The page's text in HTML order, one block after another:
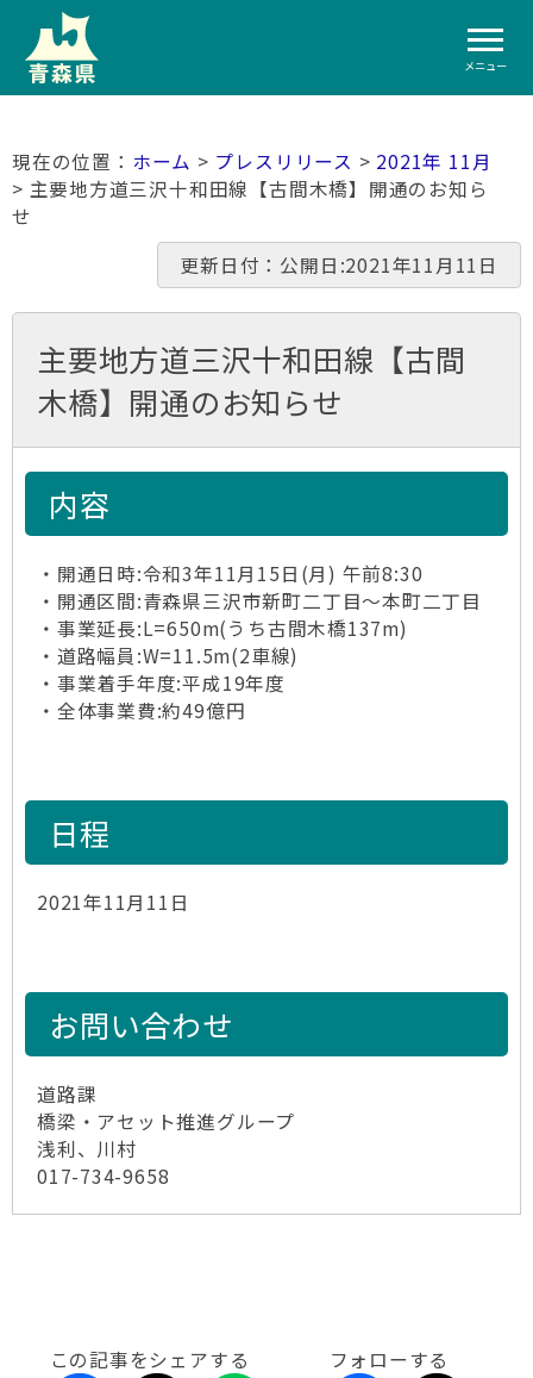
メニュー
ホーム > プレスリリース > 2021年 11月
> 主要地方道三沢十和田線【古間木橋】開通のお知ら
せ
更新日付：公開日:2021年11月11日
主要地方道三沢十和田線【古間
木橋】開通のお知らせ
内容
・開通日時:令和3年11月15日(月) 午前8:30
・開通区間:青森県三沢市新町二丁目～本町二丁目
・事業延長:L=650m(うち古間木橋137m)
・道路幅員:W=11.5m(2車線)
・事業着手年度:平成19年度
・全体事業費:約49億円
日程
2021年11月11日
お問い合わせ
道路課
橋梁・アセット推進グループ
浅利、川村
017-734-9658
この記事をシェアする フォローする